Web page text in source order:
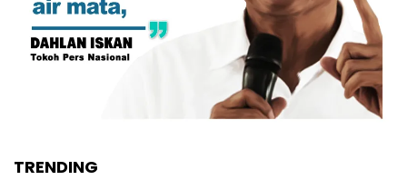
TRENDING